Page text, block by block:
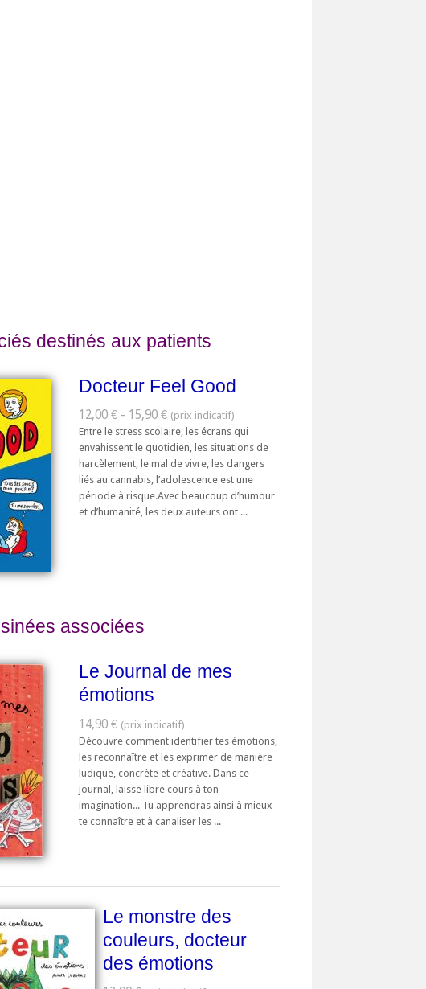
destinés aux patients
Docteur Feel Good
12,00 € - 15,90 €
Entre le stress scolaire, les écrans qui
envahissent le quotidien, les situations de
harcèlement, le mal de vivre, les dangers
liés au cannabis, l’adolescence est une
période à risque.Avec beaucoup d’humour
et d’humanité, les deux auteurs ont ...
associées
Le Journal de mes
émotions
14,90 €
Découvre comment identifier tes émotions,
les reconnaître et les exprimer de manière
ludique, concrète et créative. Dans ce
journal, laisse libre cours à ton
imagination... Tu apprendras ainsi à mieux
te connaître et à canaliser les ...
Le monstre des
couleurs, docteur
des émotions